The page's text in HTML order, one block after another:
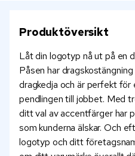
Produktöversikt
Låt din logotyp nå ut på en
Påsen har
dragkedja och är perfekt
pendlingen till jobbet. Med
ditt val av accentfärger har
som kunderna älskar. Och
logotyp och ditt